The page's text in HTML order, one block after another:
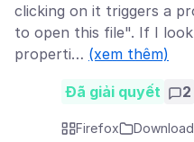
clicking on it triggers a
to open this file". If I
properti… (xem thêm)
Đã giải quyết 2
Firefox